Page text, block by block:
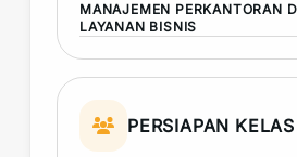
MANAJEMEN PERKANTORAN
LAYANAN BISNIS
PERSIAPAN